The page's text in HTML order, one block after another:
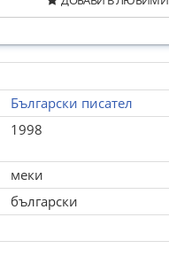
Български писател
1998
меки
български